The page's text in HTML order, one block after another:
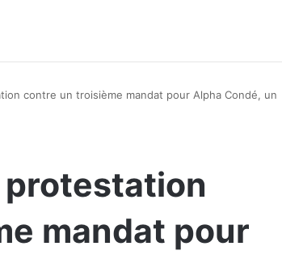
contre un troisième mandat pour Alpha Condé, un
protestation
mandat pour